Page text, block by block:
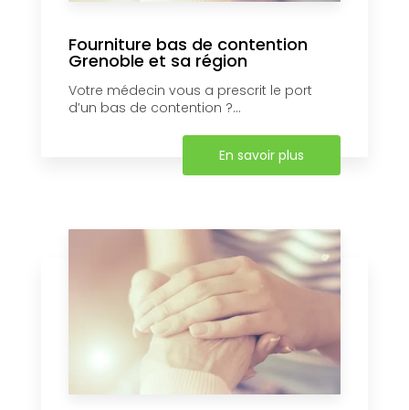
Fourniture bas de contention
Grenoble et sa région
Votre médecin vous a prescrit le port
d’un bas de contention ?...
En savoir plus